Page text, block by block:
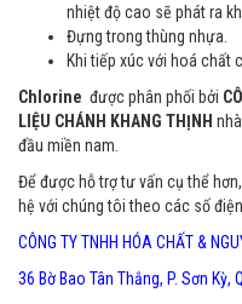
nhiệt độ cao sẽ phát ra
Đựng trong thùng nhựa.
Khi tiếp xúc với hoá chất
Chlorine được phân phối bởi
LIỆU CHÁNH KHANG THỊNH
đầu miền nam.
Để được hỗ trợ tư vấn cụ thể
hệ với chúng tôi theo các số
CÔNG TY TNHH HÓA CHẤT &
36 Bờ Bao Tân Thắng, P. Sơn Kỳ,